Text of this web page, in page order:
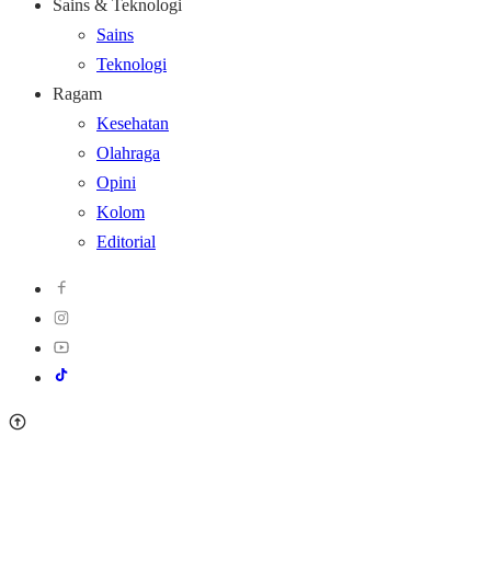
Sains & Teknologi
Sains
Teknologi
Ragam
Kesehatan
Olahraga
Opini
Kolom
Editorial